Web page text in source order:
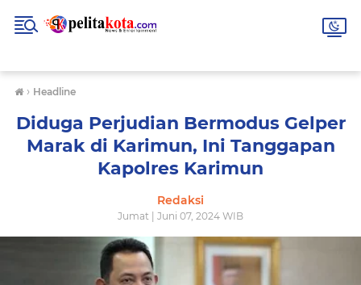
› Headline
Diduga Perjudian Bermodus Gelper
Marak di Karimun, Ini Tanggapan
Kapolres Karimun
Redaksi
Jumat | Juni 07, 2024 WIB